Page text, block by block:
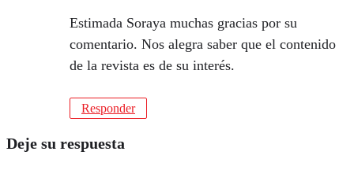
Estimada Soraya muchas gracias por su
comentario. Nos alegra saber que el contenido
de la revista es de su interés.
Responder
Deje su respuesta